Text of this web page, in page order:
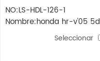
NO:LS-HDL-126-1
Nombre:honda hr-v'05 5d
luz trasera blanca led
Seleccionar